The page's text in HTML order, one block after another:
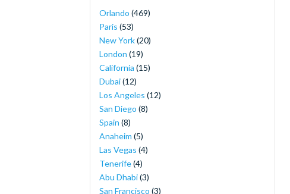
30-Minute Airboat Adventure Package at
Wild Florida with Roundtrip Transportation
Gatorland Tickets
Go City: Dubai Explorer Pass
Go City: San Diego All-Inclusive Pass
Good Night, Oscar
I-RIDE Trolley Unlimited Ride Pass
The Orlando Eye
LEGOLAND® Dubai
LEGOLAND® Windsor Resort Tickets
(1)
London Explorer Pass
London Eye Tickets
Orlando (469)
Paris (53)
New York(20)
London (19)
California (15)
Dubai(12)
Los Angeles (12)
San Diego (8)
Spain (8)
Anaheim (5)
Las Vegas (4)
Tenerife(4)
Abu Dhabi(3)
San Francisco (3)